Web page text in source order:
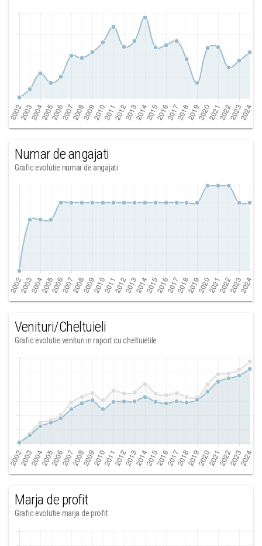
Numar de angajati
Grafic evolutie numar de angajati
Venituri/Cheltuieli
Grafic evolutie venituri in raport cu cheltuielile
Marja de profit
Grafic evolutie marja de profit